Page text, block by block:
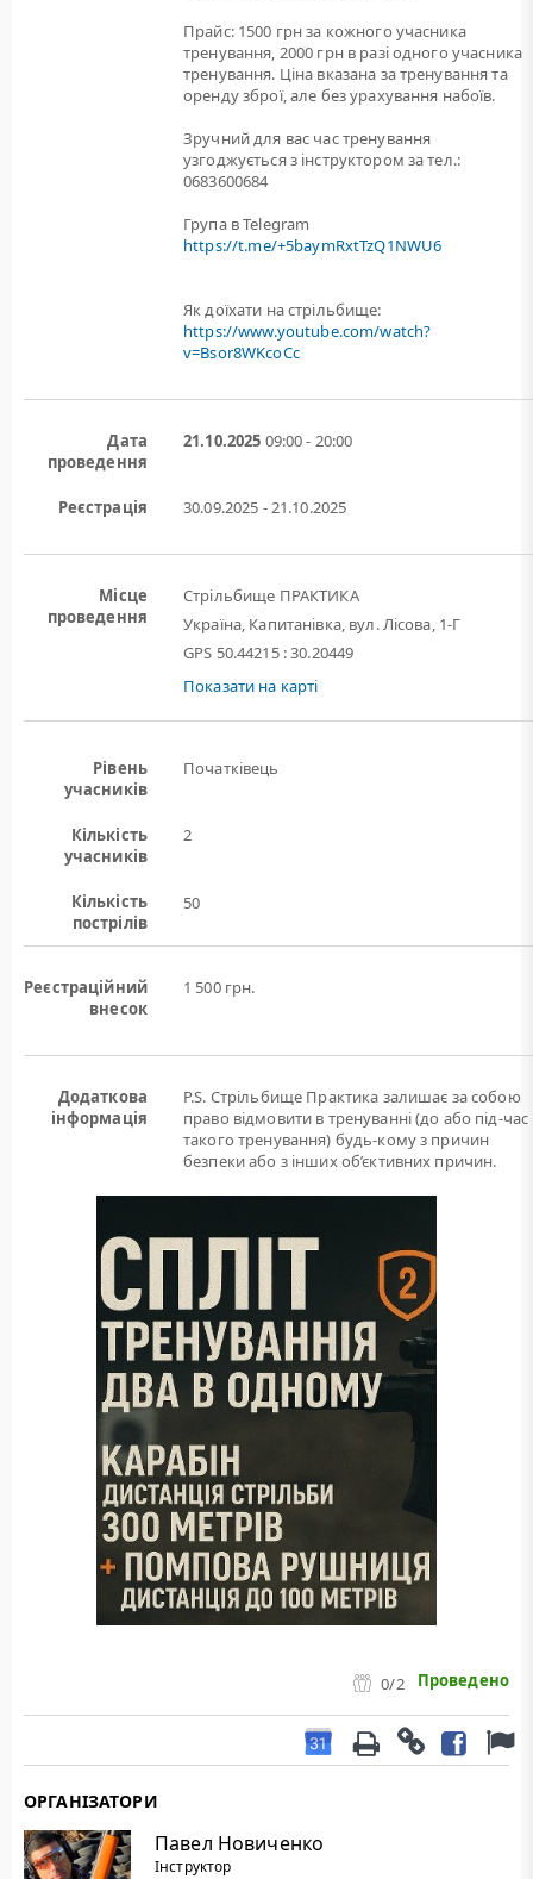
Прайс: 1500 грн за кожного учасника
тренування, 2000 грн в разі одного учасника
тренування. Ціна вказана за тренування та
оренду зброї, але без урахування набоїв.
Зручний для вас час тренування
узгоджується з інструктором за тел.:
0683600684
Група в Telegram
https://t.me/+5baymRxtTzQ1NWU6
Як доїхати на стрільбище:
https://www.youtube.com/watch?
v=Bsor8WKcoCc
Дата
проведення
21.10.2025 09:00 - 20:00
Реєстрація 30.09.2025 - 21.10.2025
Місце
проведення
Стрільбище ПРАКТИКА
Україна, Капитанівка, вул. Лісова, 1-Г
GPS 50.44215 : 30.20449
Показати на карті
Рівень
учасників
Початківець
Кількість
учасників
2
Кількість
пострілів
50
Реєстраційний
внесок
1 500 грн.
Додаткова
інформація
P.S. Стрільбище Практика залишає за собою
право відмовити в тренуванні (до або під-час
такого тренування) будь-кому з причин
безпеки або з інших об’єктивних причин.
0/2 Проведено
ОРГАНІЗАТОРИ
Павел Новиченко
Інструктор